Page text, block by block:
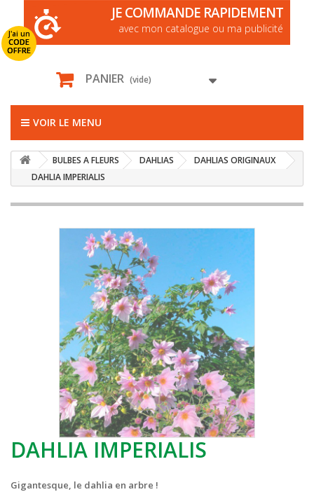
J'ai un
CODE
OFFRE
JE COMMANDE RAPIDEMENT
avec mon catalogue ou ma publicité
PANIER (vide)
VOIR LE MENU
BULBES A FLEURS DAHLIAS
DAHLIAS ORIGINAUX
DAHLIA IMPERIALIS
DAHLIA IMPERIALIS
Gigantesque, le dahlia en arbre !